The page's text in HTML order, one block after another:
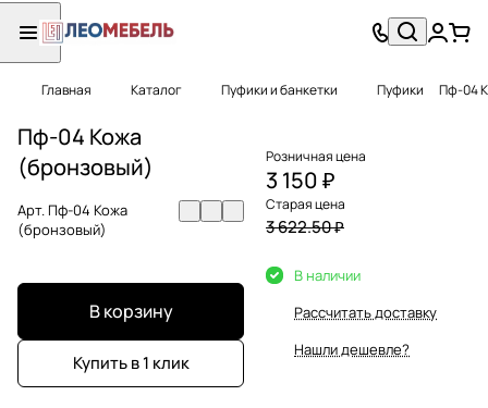
Главная Каталог Пуфики и банкетки Пуфики Пф-04
Пф-04 Кожа
(бронзовый)
Арт.Пф-04 Кожа
(бронзовый)
В корзину
Купить в 1 клик
Розничная цена
3 150 ₽
Старая цена
3 622.50 ₽
В наличии
Рассчитать доставку
Нашли дешевле?